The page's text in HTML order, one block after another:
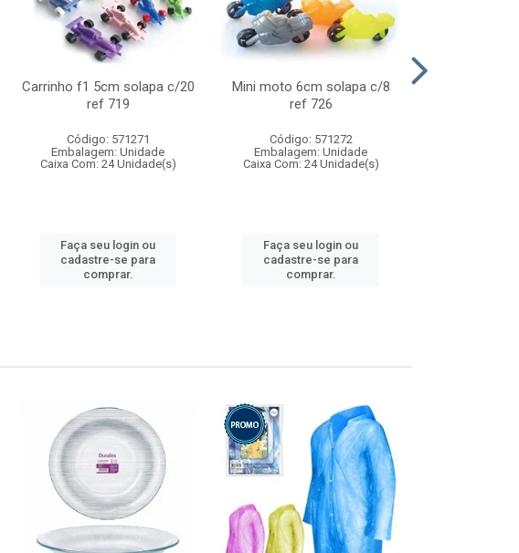
Carrinho f1 5cm solapa c/20
ref 719
Código: 571271
Embalagem: Unidade
Caixa Com: 24 Unidade(s)
Faça seu login ou
cadastre-se para
comprar.
Mini moto 6cm solapa c/8
ref 726
Código: 571272
Embalagem: Unidade
Caixa Com: 24 Unidade(s)
Faça seu login ou
cadastre-se para
comprar.